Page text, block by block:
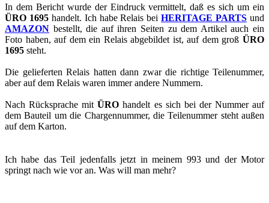
In dem Bericht wurde der Eindruck vermittelt, daß es sich um ein
ÜRO 1695handelt. Ich habe Relais beiHERITAGE PARTS und
AMAZON bestellt, die auf ihren Seiten zu dem Artikel auch ein
Foto haben, auf dem ein Relais abgebildet ist, auf dem groß ÜRO
1695 steht.
Die gelieferten Relais hatten dann zwar die richtige Teilenummer,
aber auf dem Relais waren immer andere Nummern.
Nach Rücksprache mitÜRO handelt es sich bei der Nummer auf
dem Bauteil um die Chargennummer, die Teilenummer steht außen
auf dem Karton.
Ich habe das Teil jedenfalls jetzt in meinem 993 und der Motor
springt nach wie vor an. Was will man mehr?